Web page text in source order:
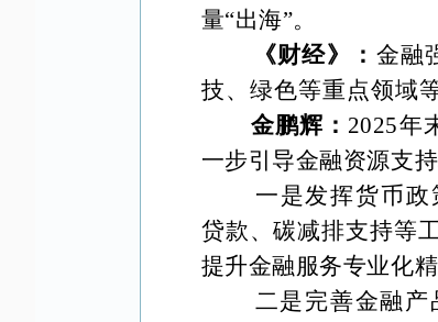
量“出海”。
《财经》： 金融
技、绿色等重点领域
金鹏辉： 2025年
一步引导金融资源支
一是发挥货币政
贷款、碳减排支持等
提升金融服务专业化精
二是完善金融产